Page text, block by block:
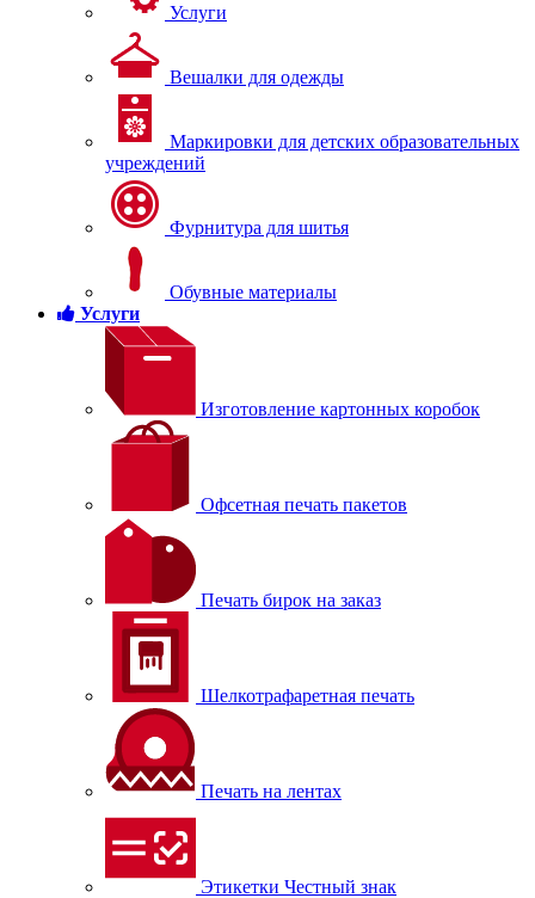
Услуги
Вешалки для одежды
Маркировки для детских образовательных
учреждений
Фурнитура для шитья
Обувные материалы
Услуги
Изготовление картонных коробок
Офсетная печать пакетов
Печать бирок на заказ
Шелкотрафаретная печать
Печать на лентах
Этикетки Честный знак